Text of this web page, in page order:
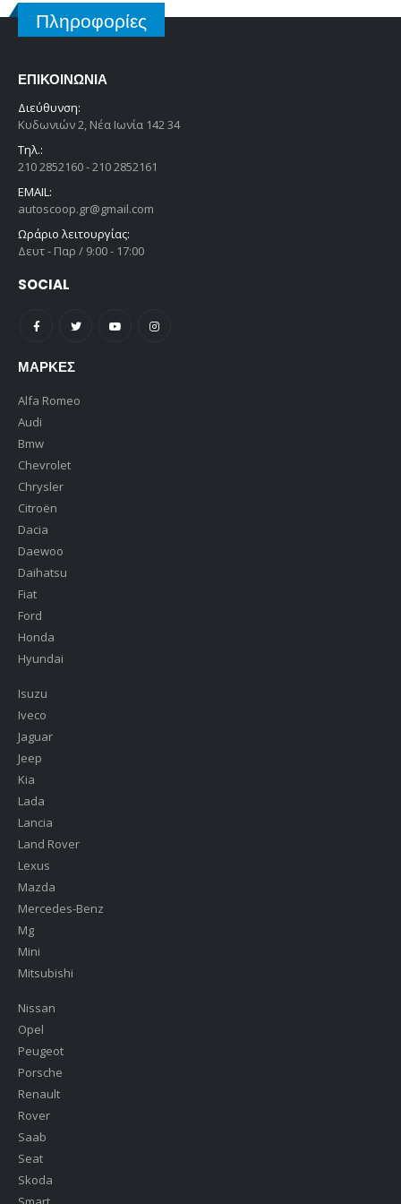
Πληροφορίες
ΕΠΙΚΟΙΝΩΝΊΑ
Διεύθυνση:
Κυδωνιών 2, Νέα Ιωνία 142 34
Τηλ.:
210 2852160 - 210 2852161
EMAIL:
autoscoop.gr@gmail.com
Ωράριο λειτουργίας:
Δευτ - Παρ / 9:00 - 17:00
SOCIAL
ΜΆΡΚΕΣ
Alfa Romeo
Audi
Bmw
Chevrolet
Chrysler
Citroën
Dacia
Daewoo
Daihatsu
Fiat
Ford
Honda
Hyundai
Isuzu
Iveco
Jaguar
Jeep
Kia
Lada
Lancia
Land Rover
Lexus
Mazda
Mercedes-Benz
Mg
Mini
Mitsubishi
Nissan
Opel
Peugeot
Porsche
Renault
Rover
Saab
Seat
Skoda